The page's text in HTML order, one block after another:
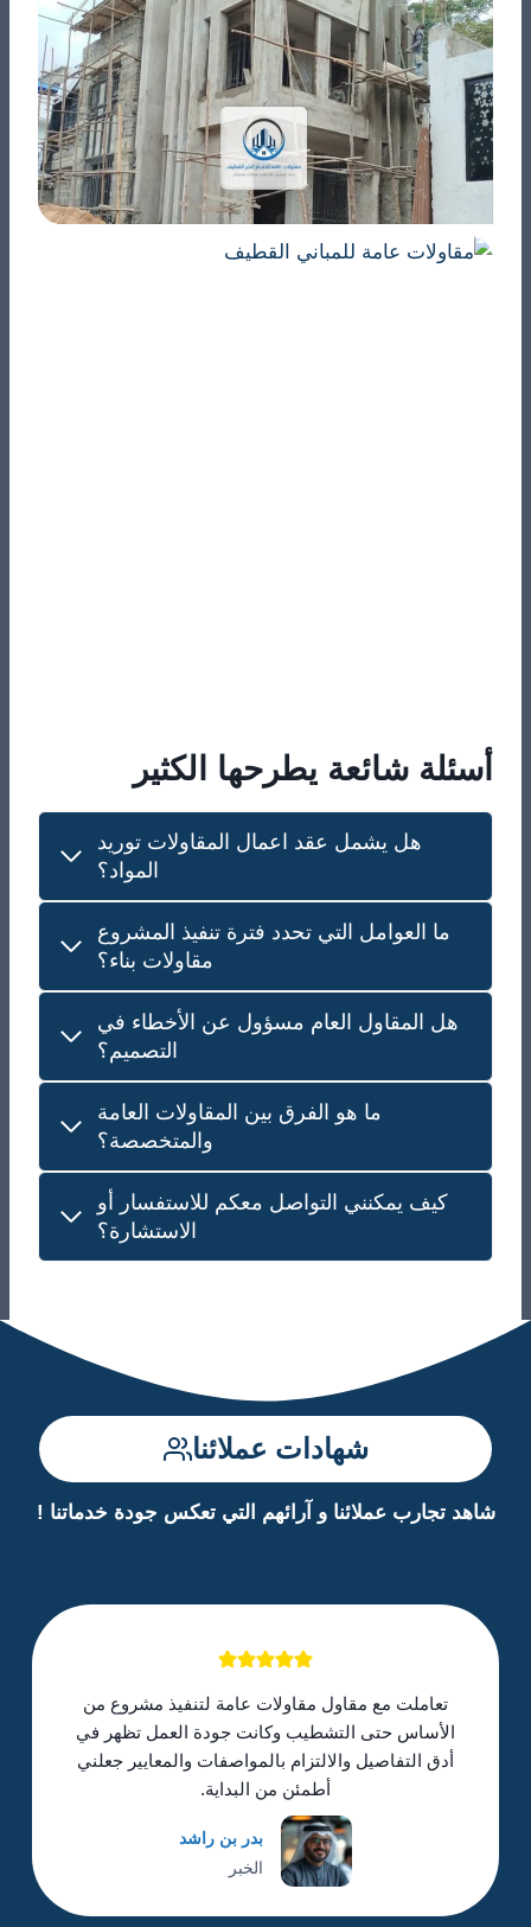
أسئلة شائعة يطرحها الكثير
هل يشمل عقد اعمال المقاولات توريد
المواد؟
ما العوامل التي تحدد فترة تنفيذ المشروع
مقاولات بناء؟
هل المقاول العام مسؤول عن الأخطاء في
التصميم؟
ما هو الفرق بين المقاولات العامة
والمتخصصة؟
كيف يمكنني التواصل معكم للاستفسار أو
الاستشارة؟
شهادات عملائنا
شاهد تجارب عملائنا و آرائهم التي تعكس جودة خدماتنا !
تعاملت مع مقاول مقاولات عامة لتنفيذ مشروع من
الأساس حتى التشطيب وكانت جودة العمل تظهر في
أدق التفاصيل والالتزام بالمواصفات والمعايير جعلني
أطمئن من البداية.
بدر بن راشد
الخبر